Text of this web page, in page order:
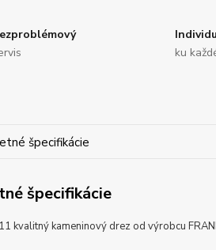
ku
špecifikácie
špecifikácie
kvalitný kameninový drez od výrobcu